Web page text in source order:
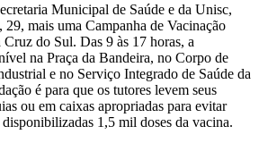
Municipal de Saúde e da Unisc,
29, mais uma Campanha de Vacinação
do Sul. Das 9 às 17 horas, a
na Praça da Bandeira, no Corpo de
e no Serviço Integrado de Saúde da
é para que os tutores levem seus
ou em caixas apropriadas para evitar
1,5 mil doses da vacina.